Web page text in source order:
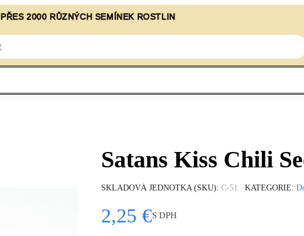
PŘES 2000 RŮZNÝCH SEMÍNEK ROSTLIN
Satans Kiss Chili
SKLADOVÁ JEDNOTKA (SKU) C-51 KATEGORIE
2,25 €S DPH